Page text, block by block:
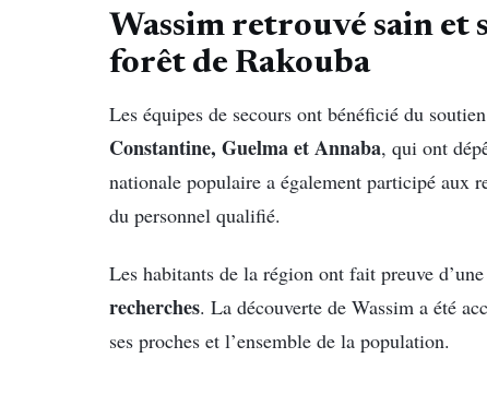
Wassim retrouvé sain et
forêt de Rakouba
Les équipes de secours ont bénéficié du
Constantine, Guelma et Annaba, qui ont
nationale populaire a également participé aux
du personnel qualifié.
Les habitants de la région ont fait preuve
recherches. La découverte de Wassim a été
ses proches et l’ensemble de la population.